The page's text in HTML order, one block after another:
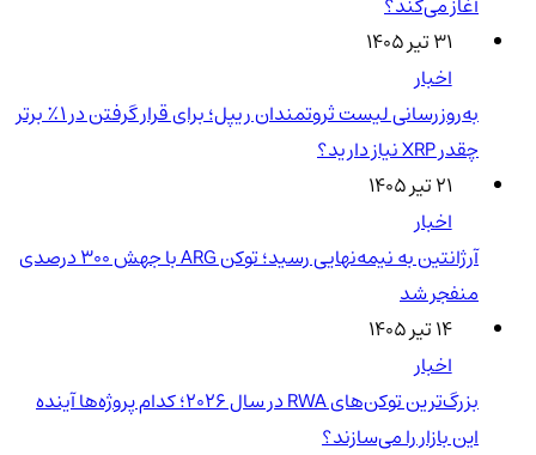
۳۱ تیر ۱۴۰۵
اخبار
به‌روزرسانی لیست ثروتمندان ریپل؛ برای قرار گرفتن در ۱٪ برتر
چقدر XRP نیاز دارید؟
۲۱ تیر ۱۴۰۵
اخبار
آرژانتین به نیمه‌نهایی رسید؛ توکن ARG با جهش ۳۰۰ درصدی
منفجر شد
۱۴ تیر ۱۴۰۵
اخبار
بزرگ‌ترین توکن‌های RWA در سال ۲۰۲۶؛ کدام پروژه‌ها آینده
این بازار را می‌سازند؟